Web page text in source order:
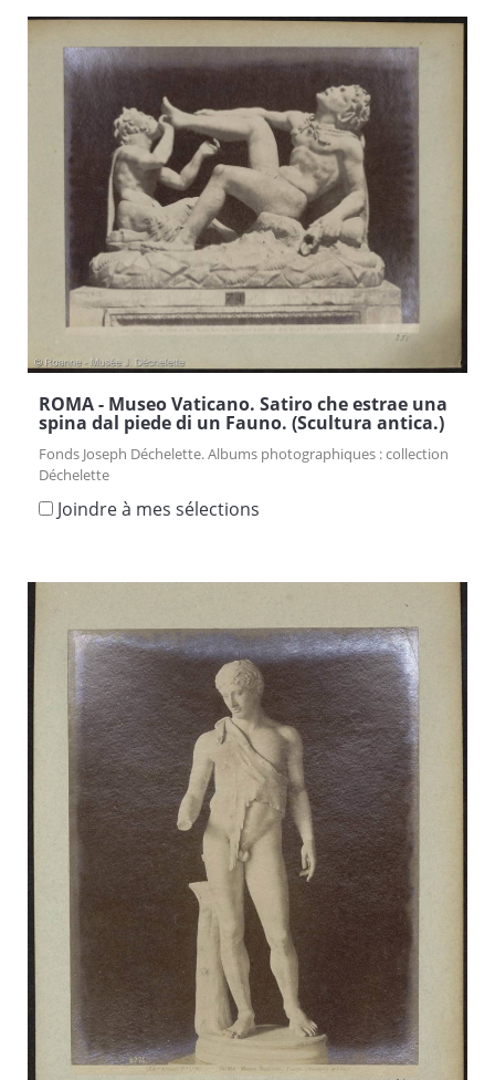
ROMA - Museo Vaticano. Satiro che estrae una
spina dal piede di un Fauno. (Scultura antica.)
Fonds Joseph Déchelette. Albums photographiques : collection
Déchelette
Joindre à mes sélections